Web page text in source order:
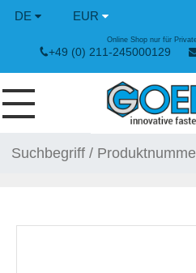
DE EUR
+49 (0) 211-245000129
Online Shop nur für
SCHRAUBEN